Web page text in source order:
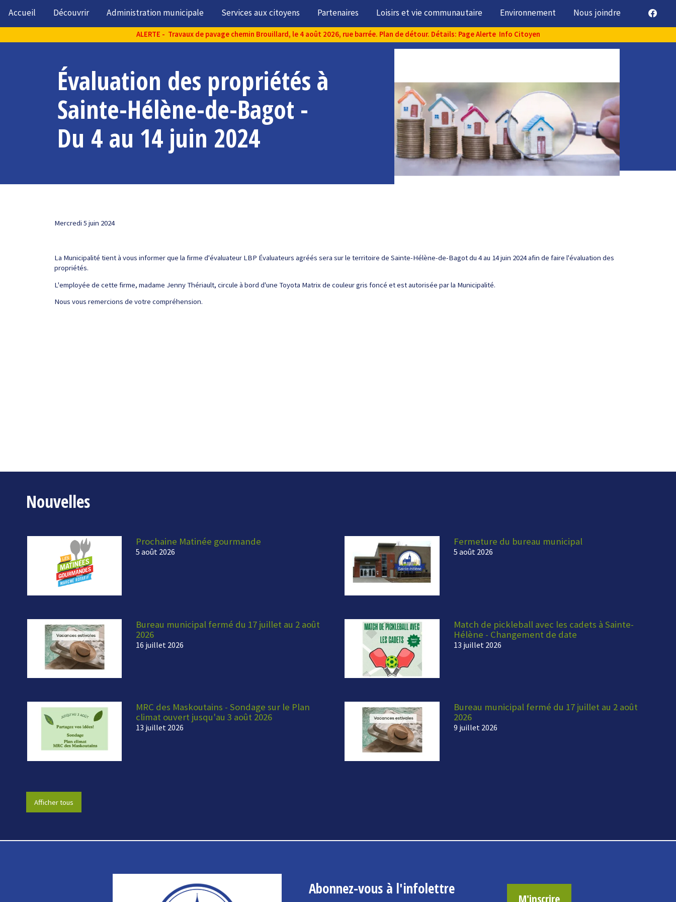
Accueil Découvrir Administration municipale Services aux citoyens Partenaires Loisirs et vie communautaire Environnement Nous joindre
ALERTE - Travaux de pavage chemin Brouillard, le 4 août 2026, rue barrée. Plan de détour. Détails: Page Alerte Info Citoyen
Évaluation des propriétés à
Sainte-Hélène-de-Bagot -
Du 4 au 14 juin 2024
Mercredi 5 juin 2024
La Municipalité tient à vous informer que la firme d'évaluateur LBP Évaluateurs agréés sera sur le territoire de Sainte-Hélène-de-Bagot du 4 au 14 juin 2024 afin de faire l'évaluation des
propriétés.
L'employée de cette firme, madame Jenny Thériault, circule à bord d'une Toyota Matrix de couleur gris foncé et est autorisée par la Municipalité.
Nous vous remercions de votre compréhension.
Nouvelles
Prochaine Matinée gourmande
5 août 2026
Fermeture du bureau municipal
5 août 2026
Bureau municipal fermé du 17 juillet au 2 août
2026
16 juillet 2026
Match de pickleball avec les cadets à Sainte-
Hélène - Changement de date
13 juillet 2026
MRC des Maskoutains - Sondage sur le Plan
climat ouvert jusqu'au 3 août 2026
13 juillet 2026
Bureau municipal fermé du 17 juillet au 2 août
2026
9 juillet 2026
Afficher tous
Abonnez-vous à l'infolettre
M'inscrire